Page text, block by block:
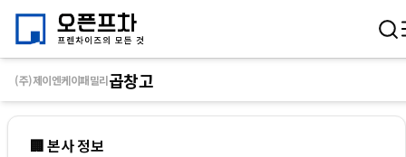
🏢 본사 정보
(주)제이엔케이패밀리곱창고